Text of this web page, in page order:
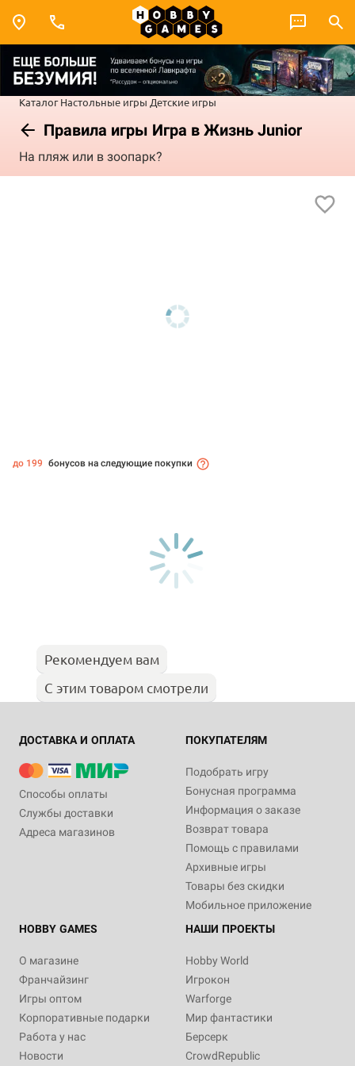
Каталог Настольные игры Детские игры
Правила игры Игра в Жизнь Junior
На пляж или в зоопарк?
до 199 бонусов на следующие покупки
Рекомендуем вам
С этим товаром смотрели
ДОСТАВКА И ОПЛАТА
Способы оплаты
Службы доставки
Адреса магазинов
ПОКУПАТЕЛЯМ
Подобрать игру
Бонусная программа
Информация о заказе
Возврат товара
Помощь с правилами
Архивные игры
Товары без скидки
Мобильное приложение
HOBBY GAMES
О магазине
Франчайзинг
Игры оптом
Корпоративные подарки
Работа у нас
Новости
НАШИ ПРОЕКТЫ
Hobby World
Игрокон
Warforge
Мир фантастики
Берсерк
CrowdRepublic